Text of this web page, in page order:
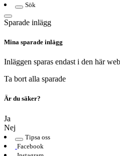
Sök
Sparade inlägg
Mina sparade inlägg
Inläggen sparas endast i den här
Ta bort alla sparade
Är du säker?
Ja
Nej
Tipsa oss
Facebook